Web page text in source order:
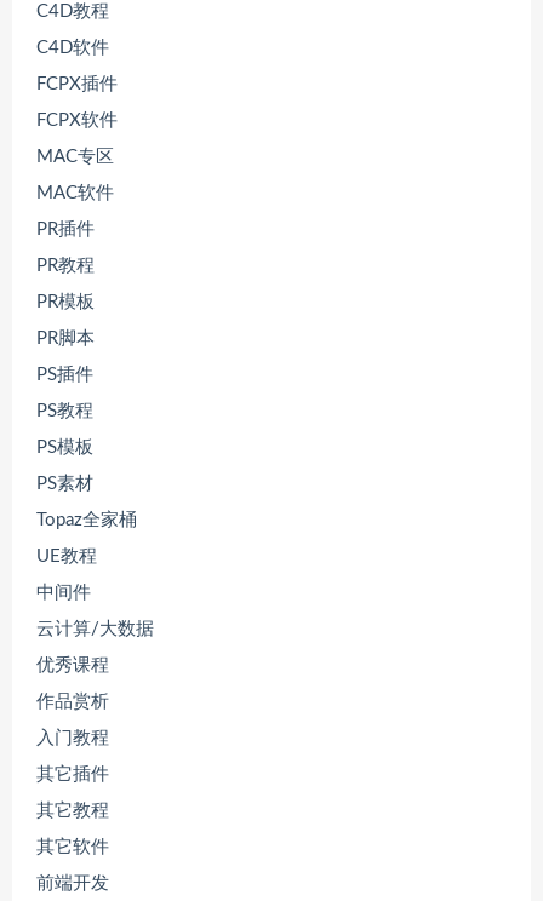
C4D教程
C4D软件
FCPX插件
FCPX软件
MAC专区
MAC软件
PR插件
PR教程
PR模板
PR脚本
PS插件
PS教程
PS模板
PS素材
Topaz全家桶
UE教程
中间件
云计算/大数据
优秀课程
作品赏析
入门教程
其它插件
其它教程
其它软件
前端开发